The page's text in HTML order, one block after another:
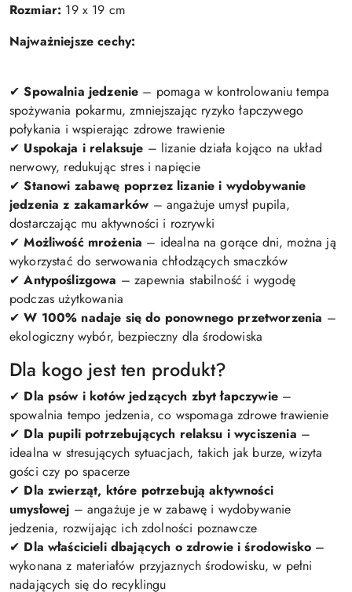
Rozmiar: 19 x 19 cm
Najważniejsze cechy:
✔ Spowalnia jedzenie – pomaga w kontrolowaniu tempa
spożywania pokarmu, zmniejszając ryzyko łapczywego
połykania i wspierając zdrowe trawienie
✔ Uspokaja i relaksuje – lizanie działa kojąco na układ
nerwowy, redukując stres i napięcie
✔ Stanowi zabawę poprzez lizanie i wydobywanie
jedzenia z zakamarków – angażuje umysł pupila,
dostarczając mu aktywności i rozrywki
✔ Możliwość mrożenia – idealna na gorące dni, można ją
wykorzystać do serwowania chłodzących smaczków
✔ Antypoślizgowa – zapewnia stabilność i wygodę
podczas użytkowania
✔ W 100% nadaje się do ponownego przetworzenia –
ekologiczny wybór, bezpieczny dla środowiska
Dla kogo jest ten produkt?
✔ Dla psów i kotów jedzących zbyt łapczywie –
spowalnia tempo jedzenia, co wspomaga zdrowe trawienie
✔ Dla pupili potrzebujących relaksu i wyciszenia –
idealna w stresujących sytuacjach, takich jak burze, wizyta
gości czy po spacerze
✔ Dla zwierząt, które potrzebują aktywności
umysłowej – angażuje je w zabawę i wydobywanie
jedzenia, rozwijając ich zdolności poznawcze
✔ Dla właścicieli dbających o zdrowie i środowisko –
wykonana z materiałów przyjaznych środowisku, w pełni
nadających się do recyklingu